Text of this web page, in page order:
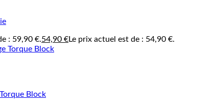
: 59,90 €.54,90 €Le prix actuel est de : 54,90 €.
Block